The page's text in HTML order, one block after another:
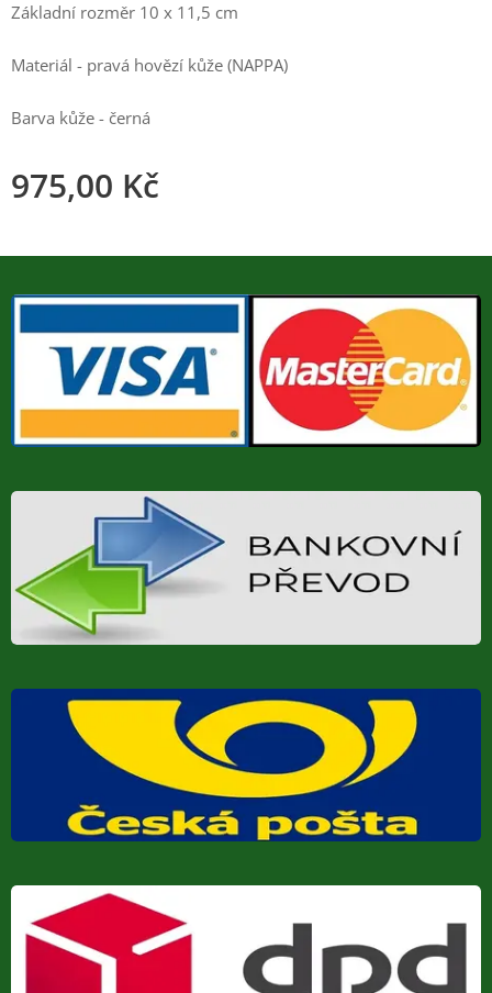
Základní rozměr 10 x 11,5 cm
Materiál - pravá hovězí kůže (NAPPA)
Barva kůže - černá
975,00 Kč